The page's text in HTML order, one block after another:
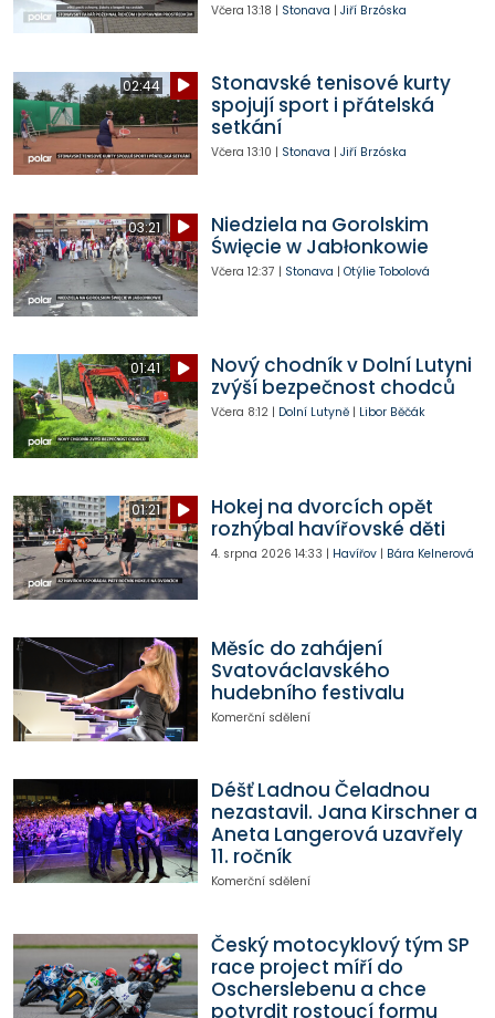
Včera 13:18 | Stonava | Jiří Brzóska
02:44
Stonavské tenisové kurty
spojují sport i přátelská
setkání
Včera 13:10 | Stonava | Jiří Brzóska
03:21
Niedziela na Gorolskim
Święcie w Jabłonkowie
Včera 12:37 | Stonava | Otýlie Tobolová
01:41
Nový chodník v Dolní Lutyni
zvýší bezpečnost chodců
Včera 8:12| Dolní Lutyně| Libor Běčák
01:21
Hokej na dvorcích opět
rozhýbal havířovské děti
4. srpna 2026 14:33 | Havířov| Bára Kelnerová
Měsíc do zahájení
Svatováclavského
hudebního festivalu
Komerční sdělení
Déšť Ladnou Čeladnou
nezastavil. Jana Kirschner a
Aneta Langerová uzavřely
11. ročník
Komerční sdělení
Český motocyklový tým SP
race project míří do
Oscherslebenu a chce
potvrdit rostoucí formu